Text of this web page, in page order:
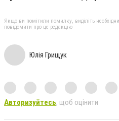
Якщо ви помітили помилку, виділіть
повідомити про це редакцію
Юлія Грищук
Авторизуйтесь, щоб оцінити